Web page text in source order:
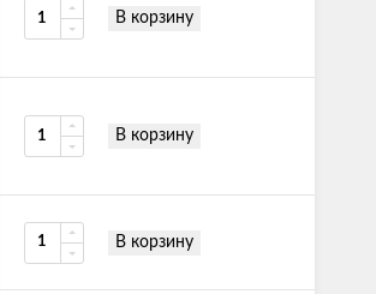
В корзину
В корзину
В корзину